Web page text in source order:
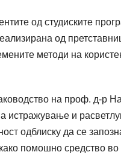
од студиските
од
методи на
на проф. д-р
истражување и
одблиску да се
помошно средство